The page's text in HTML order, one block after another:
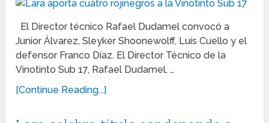
El Director técnico Rafael Dudamel convocó a
Junior Álvarez, Sleyker Shoonewolff, Luís Cuello y el
defensor Franco Díaz. El Director Técnico de la
Vinotinto Sub 17, Rafael Dudamel, …
[Continue Reading...]